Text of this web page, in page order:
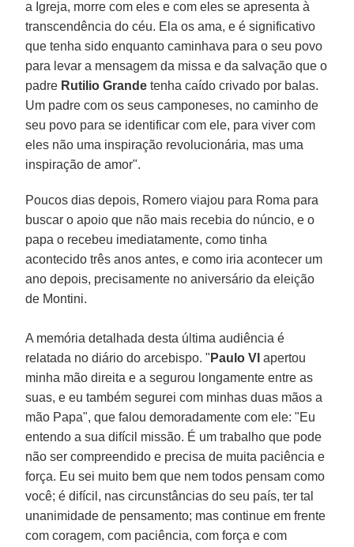
a Igreja, morre com eles e com eles se apresenta à
transcendência do céu. Ela os ama, e é significativo
que tenha sido enquanto caminhava para o seu povo
para levar a mensagem da missa e da salvação que o
padre Rutilio Grande tenha caído crivado por balas.
Um padre com os seus camponeses, no caminho de
seu povo para se identificar com ele, para viver com
eles não uma inspiração revolucionária, mas uma
inspiração de amor".
Poucos dias depois, Romero viajou para Roma para
buscar o apoio que não mais recebia do núncio, e o
papa o recebeu imediatamente, como tinha
acontecido três anos antes, e como iria acontecer um
ano depois, precisamente no aniversário da eleição
de Montini.
A memória detalhada desta última audiência é
relatada no diário do arcebispo. " Paulo VI apertou
minha mão direita e a segurou longamente entre as
suas, e eu também segurei com minhas duas mãos a
mão Papa", que falou demoradamente com ele: "Eu
entendo a sua difícil missão. É um trabalho que pode
não ser compreendido e precisa de muita paciência e
força. Eu sei muito bem que nem todos pensam como
você; é difícil, nas circunstâncias do seu país, ter tal
unanimidade de pensamento; mas continue em frente
com coragem, com paciência, com força e com